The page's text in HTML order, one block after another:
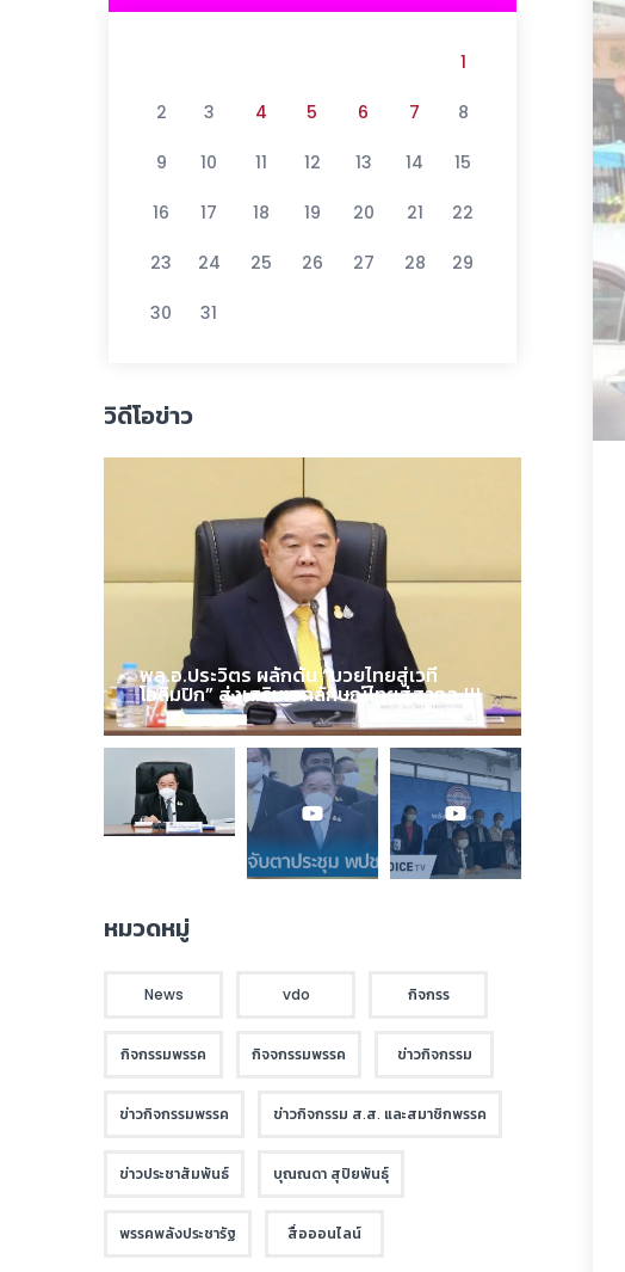
1
2 3 4 5 6 7 8
9 10 11 12 13 14 15
16 17 18 19 20 21 22
23 24 25 26 27 28 29
30 31
วิดีโอข่าว
พล.อ.ประวิตร ผลักดัน “มวยไทยสู่เวที
โอลิมปิก” ส่งเสริมเอกลักษณ์ไทยสู่สากล !!!
หมวดหมู่
News vdo กิจกรร
กิจกรรมพรรค กิจจกรรมพรรค ข่าวกิจกรรม
ข่าวกิจกรรมพรรค ข่าวกิจกรรม ส.ส. และสมาชิกพรรค
ข่าวประชาสัมพันธ์ บุณณดา สุปิยพันธุ์
พรรคพลังประชารัฐ สื่อออนไลน์